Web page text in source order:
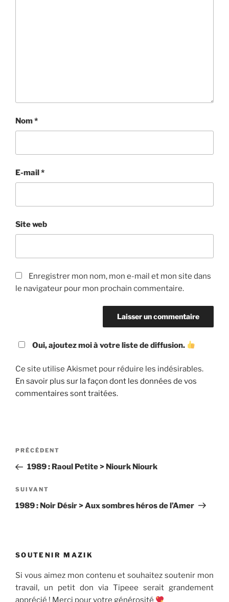
Nom*
E-mail*
Site web
Enregistrer mon nom, mon e-mail et mon site dans
le navigateur pour mon prochain commentaire.
Oui, ajoutez moi à votre liste de diffusion.
Ce site utilise Akismet pour réduire les indésirables.
En savoir plus sur la façon dont les données de vos
commentaires sont traitées.
Navigation
l’article
Article
précédent
PRÉCÉDENT
1989 : Raoul Petite > Niourk Niourk
Article
suivant
SUIVANT
1989 : Noir Désir > Aux sombres héros de l’Amer
SOUTENIR MAZIK
Si vous aimez mon contenu et souhaitez soutenir mon
travail, un petit don via Tipeee serait grandement
apprécié ! Merci pour votre générosité